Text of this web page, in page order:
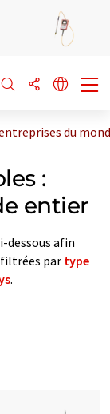
du
:
entier
dessous afin
par type
.